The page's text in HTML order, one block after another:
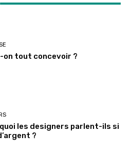
on tout concevoir ?
les designers parlent-ils si
?